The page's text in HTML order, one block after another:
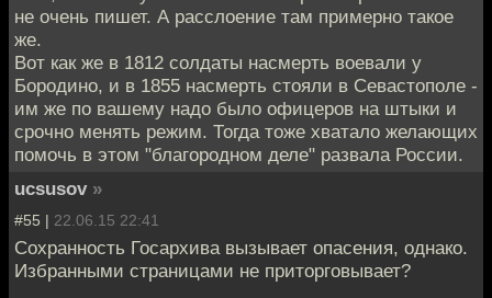
не очень пишет. А расслоение там примерно такое
же.
Вот как же в 1812 солдаты насмерть воевали у
Бородино, и в 1855 насмерть стояли в Севастополе -
им же по вашему надо было офицеров на штыки и
срочно менять режим. Тогда тоже хватало желающих
помочь в этом "благородном деле" развала России.
ucsusov »
#55 | 22.06.15 22:41
Сохранность Госархива вызывает опасения, однако.
Избранными страницами не приторговывает?